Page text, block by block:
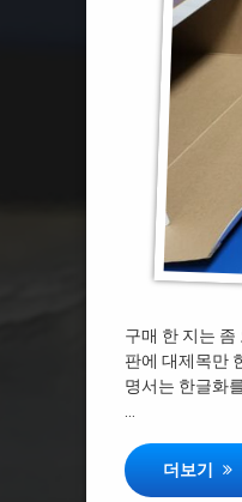
구매 한 지는
판에 대제목만
명서는 한글화
…
기계전대
더보기
#젠카이오
#쥬라가온
#쥬레인저
#무적
#공룡전대
#무적파워레인저